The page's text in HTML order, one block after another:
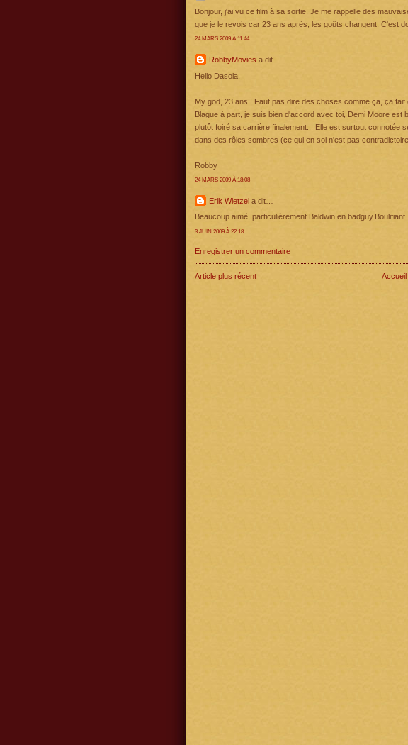
Bonjour, j'ai vu ce film à sa sortie. Je me rappelle des
que je le revois car 23 ans après, les goûts changent. C'est
24 MARS 2009 À 11:44
RobbyMovies a dit…
Hello Dasola,
My god, 23 ans ! Faut pas dire des choses comme ça, ça fait
Blague à part, je suis bien d'accord avec toi, Demi Moore est
plutôt foiré sa carrière finalement... Elle est surtout connotée
dans des rôles sombres (ce qui en soi n'est pas
Robby
24 MARS 2009 À 18:08
Erik Wietzela dit…
Beaucoup aimé, particulièrement Baldwin en badguy.Boulifiant
3 JUIN 2009 À 22:18
Enregistrer un commentaire
Article plus récent Accueil